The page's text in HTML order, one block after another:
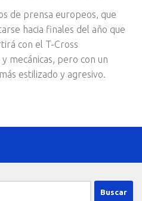
de prensa europeos, que
hacia finales del año que
con el T-Cross
mecánicas, pero con un
estilizado y agresivo.